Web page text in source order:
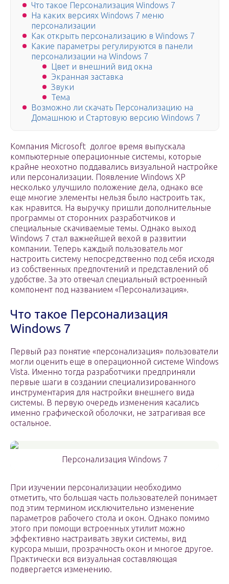
Что такое Персонализация Windows 7
На каких версиях Windows 7 меню
персонализации
Как открыть персонализацию в Windows 7
Какие параметры регулируются в панели
персонализации на Windows 7
Цвет и внешний вид окна
Экранная заставка
Звуки
Тема
Возможно ли скачать Персонализацию на
Домашнюю и Стартовую версию Windows 7
Компания Microsoft долгое время выпускала
компьютерные операционные системы, которые
крайне неохотно поддавались визуальной настройке
или персонализации. Появление Windows XP
несколько улучшило положение дела, однако все
еще многие элементы нельзя было настроить так,
как нравится. На выручку пришли дополнительные
программы от сторонних разработчиков и
специальные скачиваемые темы. Однако выход
Windows 7 стал важнейшей вехой в развитии
компании. Теперь каждый пользователь мог
настроить систему непосредственно под себя исходя
из собственных предпочтений и представлений об
удобстве. За это отвечал специальный встроенный
компонент под названием «Персонализация».
Что такое Персонализация
Windows 7
Первый раз понятие «персонализация» пользователи
могли оценить еще в операционной системе Windows
Vista. Именно тогда разработчики предприняли
первые шаги в создании специализированного
инструментария для настройки внешнего вида
системы. В первую очередь изменения касались
именно графической оболочки, не затрагивая все
остальное.
Персонализация Windows 7
При изучении персонализации необходимо
отметить, что большая часть пользователей понимает
под этим термином исключительно изменение
параметров рабочего стола и окон. Однако помимо
этого при помощи встроенных утилит можно
эффективно настраивать звуки системы, вид
курсора мыши, прозрачность окон и многое другое.
Практически вся визуальная составляющая
подвергается изменению.